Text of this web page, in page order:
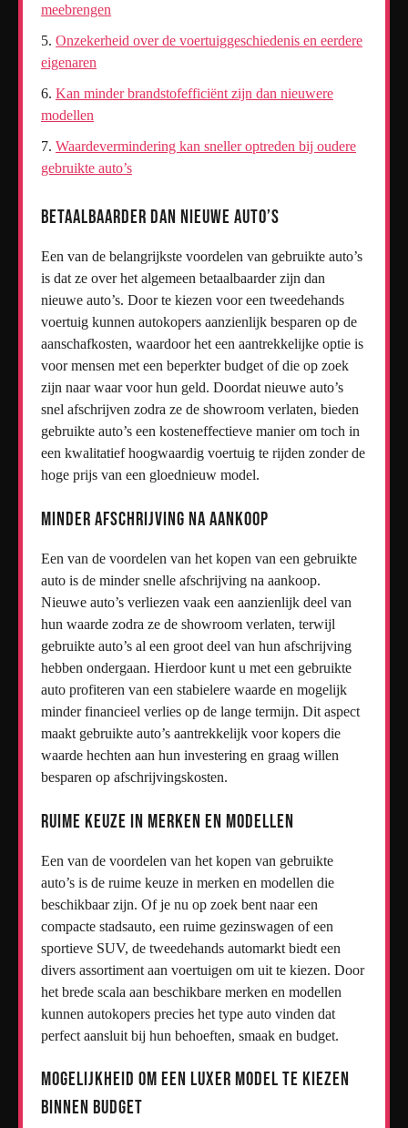
meebrengen
Onzekerheid over de voertuiggeschiedenis en eerdere
eigenaren
Kan minder brandstofefficiënt zijn dan nieuwere
modellen
Waardevermindering kan sneller optreden bij oudere
gebruikte auto’s
Betaalbaarder dan nieuwe auto’s
Een van de belangrijkste voordelen van gebruikte auto’s
is dat ze over het algemeen betaalbaarder zijn dan
nieuwe auto’s. Door te kiezen voor een tweedehands
voertuig kunnen autokopers aanzienlijk besparen op de
aanschafkosten, waardoor het een aantrekkelijke optie is
voor mensen met een beperkter budget of die op zoek
zijn naar waar voor hun geld. Doordat nieuwe auto’s
snel afschrijven zodra ze de showroom verlaten, bieden
gebruikte auto’s een kosteneffectieve manier om toch in
een kwalitatief hoogwaardig voertuig te rijden zonder de
hoge prijs van een gloednieuw model.
Minder afschrijving na aankoop
Een van de voordelen van het kopen van een gebruikte
auto is de minder snelle afschrijving na aankoop.
Nieuwe auto’s verliezen vaak een aanzienlijk deel van
hun waarde zodra ze de showroom verlaten, terwijl
gebruikte auto’s al een groot deel van hun afschrijving
hebben ondergaan. Hierdoor kunt u met een gebruikte
auto profiteren van een stabielere waarde en mogelijk
minder financieel verlies op de lange termijn. Dit aspect
maakt gebruikte auto’s aantrekkelijk voor kopers die
waarde hechten aan hun investering en graag willen
besparen op afschrijvingskosten.
Ruime keuze in merken en modellen
Een van de voordelen van het kopen van gebruikte
auto’s is de ruime keuze in merken en modellen die
beschikbaar zijn. Of je nu op zoek bent naar een
compacte stadsauto, een ruime gezinswagen of een
sportieve SUV, de tweedehands automarkt biedt een
divers assortiment aan voertuigen om uit te kiezen. Door
het brede scala aan beschikbare merken en modellen
kunnen autokopers precies het type auto vinden dat
perfect aansluit bij hun behoeften, smaak en budget.
Mogelijkheid om een luxer model te kiezen
binnen budget